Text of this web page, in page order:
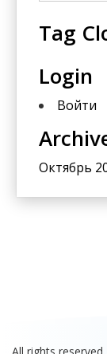
Tag
Login
Войти
Октябрь